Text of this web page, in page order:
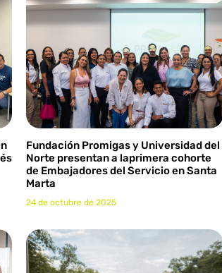
Fundación Promigas y Universidad del
Norte presentan a laprimera cohorte
de Embajadores del Servicio en Santa
Marta
24 de octubre de 2025